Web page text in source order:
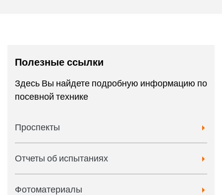
Полезные ссылки
Здесь Вы найдете подробную информацию по
посевной технике
Проспекты
Отчеты об испытаниях
Фотоматериалы